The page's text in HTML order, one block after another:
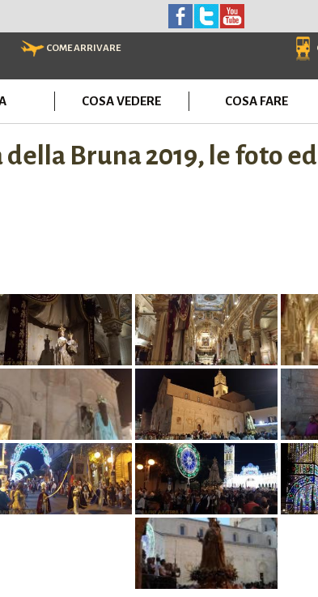
COME ARRIVARE
COSA VEDERE COSA FARE
della Bruna 2019, le foto